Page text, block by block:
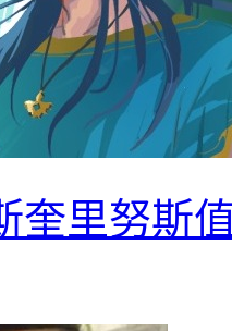
奎里努斯